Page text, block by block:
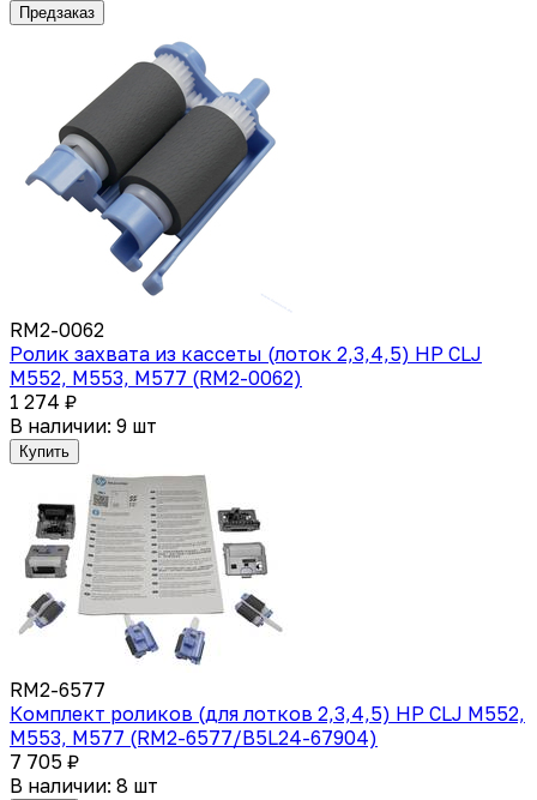
Предзаказ
RM2-0062
Ролик захвата из кассеты (лоток 2,3,4,5) HP CLJ
M552, M553, M577 (RM2-0062)
1 274 ₽
В наличии: 9 шт
Купить
RM2-6577
Комплект роликов (для лотков 2,3,4,5) HP CLJ M552,
M553, M577 (RM2-6577/B5L24-67904)
7 705 ₽
В наличии: 8 шт